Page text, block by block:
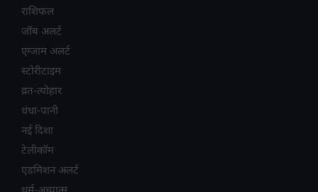
राशिफल
जॉब अलर्ट
एग्जाम अलर्ट
स्टोरीटाइम
व्रत-त्योहार
धंधा-पानी
नई दिशा
टेलीकॉम
ए​डमिशन अलर्ट